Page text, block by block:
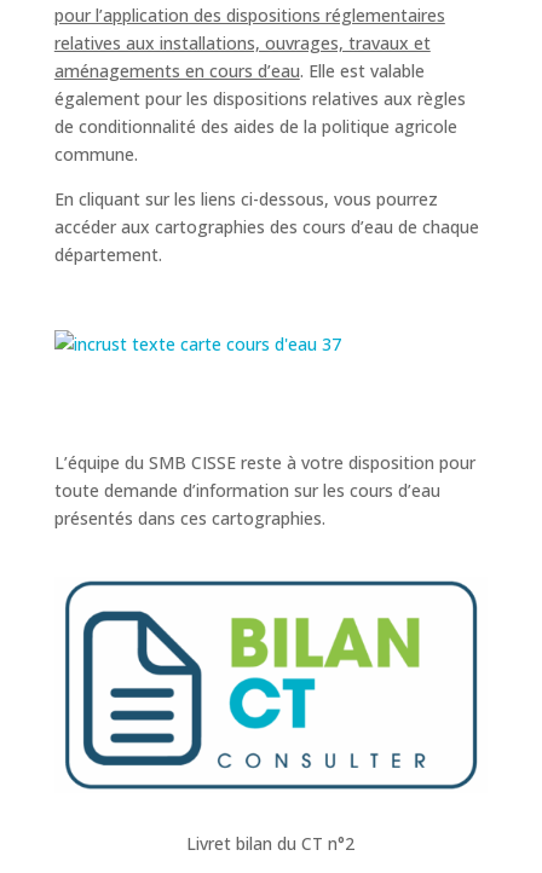
pour l’application des dispositions réglementaires
relatives aux installations, ouvrages, travaux et
aménagements en cours d’eau. Elle est valable
également pour les dispositions relatives aux règles
de conditionnalité des aides de la politique agricole
commune.
En cliquant sur les liens ci-dessous, vous pourrez
accéder aux cartographies des cours d’eau de chaque
département.
L’équipe du SMB CISSE reste à votre disposition pour
toute demande d’information sur les cours d’eau
présentés dans ces cartographies.
Livret bilan du CT n°2